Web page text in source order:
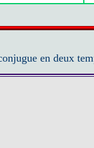
en deux